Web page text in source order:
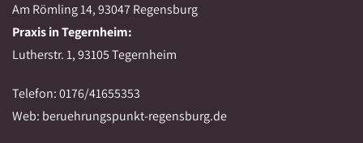
Am Römling 14, 93047 Regensburg
Praxis in Tegernheim:
Lutherstr. 1, 93105 Tegernheim
Telefon: 0176/41655353
Web: beruehrungspunkt-regensburg.de